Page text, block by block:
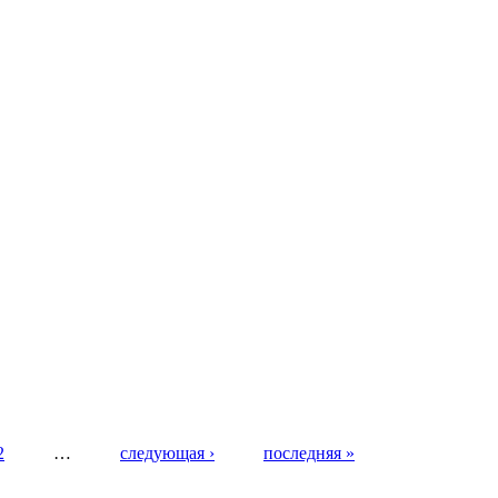
… следующая › последняя »